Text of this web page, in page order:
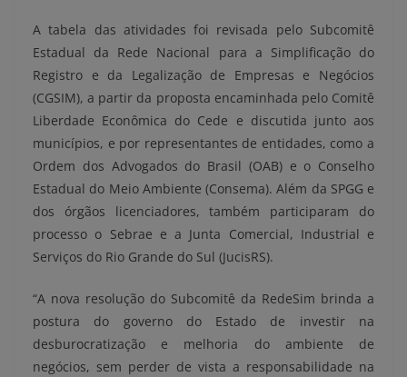
A tabela das atividades foi revisada pelo Subcomitê
Estadual da Rede Nacional para a Simplificação do
Registro e da Legalização de Empresas e Negócios
(CGSIM), a partir da proposta encaminhada pelo Comitê
Liberdade Econômica do Cede e discutida junto aos
municípios, e por representantes de entidades, como a
Ordem dos Advogados do Brasil (OAB) e o Conselho
Estadual do Meio Ambiente (Consema). Além da SPGG e
dos órgãos licenciadores, também participaram do
processo o Sebrae e a Junta Comercial, Industrial e
Serviços do Rio Grande do Sul (JucisRS).
“A nova resolução do Subcomitê da RedeSim brinda a
postura do governo do Estado de investir na
desburocratização e melhoria do ambiente de
negócios, sem perder de vista a responsabilidade na